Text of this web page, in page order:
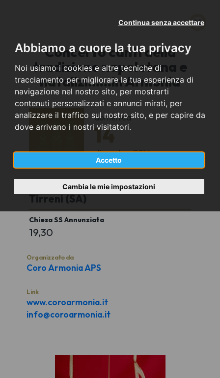
Abbiamo a cuore la tua privacy
Noi usiamo i cookies e altre tecniche di
tracciamento per migliorare la tua esperienza di
navigazione nel nostro sito, per mostrarti
contenuti personalizzati e annunci mirati, per
analizzare il traffico sul nostro sito, e per capire da
dove arrivano i nostri visitatori.
Accetto
Continua senza accettare
Cambia le mie impostazioni
Concerto canti della
tradizione napoletana e
natalizi......in Armonia
domenica
14
dicembre2014
Fraz. Annunziata Cava de
Tirreni (SA)
Chiesa SS Annunziata
19,30
Organizzato da
Coro Armonia APS
Link
www.coroarmonia.it
info@coroarmonia.it